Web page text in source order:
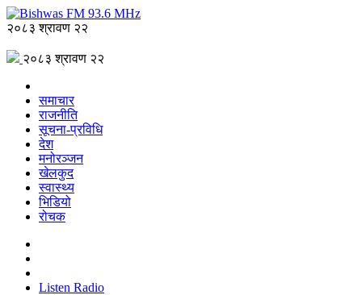
२०८३ श्रावण २२
२०८३ श्रावण २२
समाचार
राजनीति
सूचना-प्रविधि
देश
मनोरञ्जन
खेलकुद
स्वास्थ्य
भिडियो
रोचक
Listen Radio